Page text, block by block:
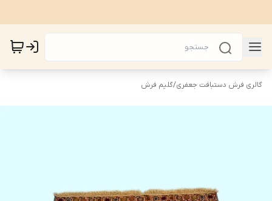
گالری فرش دستبافت جعفری/گلیم فرش